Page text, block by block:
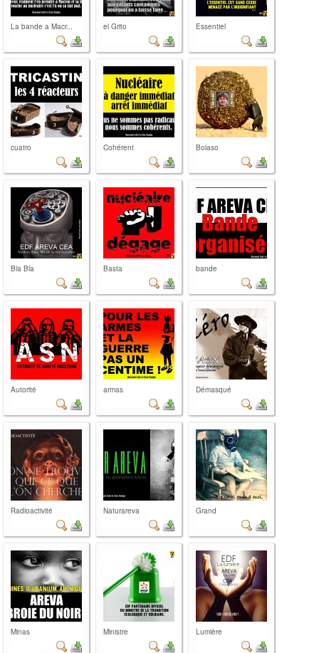
La bande a Macr... el Grito Essentiel
cuatro Cohérent Bolaso
Bla Bla Basta bande
Autorité armas Démasqué
Radioactivité Naturareva Grand
Minas Ministre Lumière